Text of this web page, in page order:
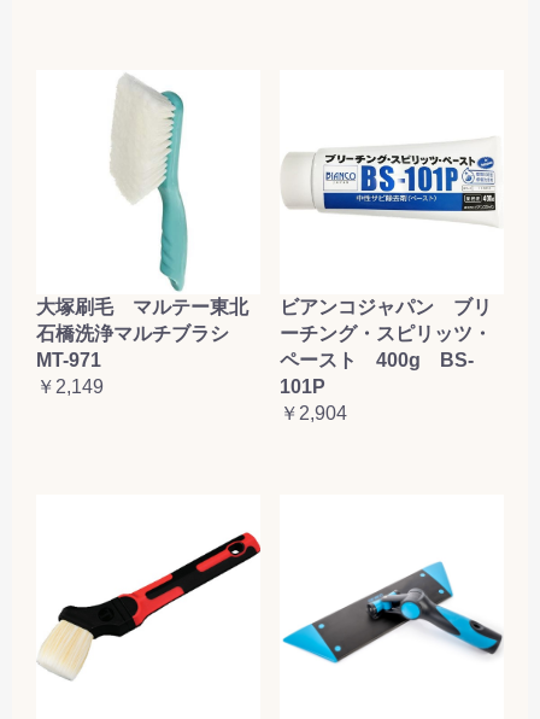
大塚刷毛 マルテー東北
石橋洗浄マルチブラシ
MT-971
￥2,149
ビアンコジャパン ブリ
ーチング・スピリッツ・
ペースト 400g BS-
101P
￥2,904